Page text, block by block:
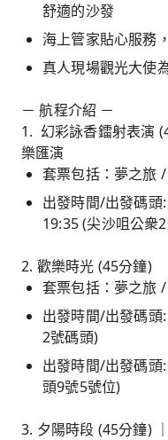
舒適的沙發
海上管家貼心服務
真人現場觀光大使
－ 航程介紹 －
1. 幻彩詠香鐳射表演
樂匯演
套票包括：夢之旅
出發時間/出發碼
19:35 (尖沙咀公衆2
2. 歡樂時光 (45分鐘)
套票包括：夢之旅
出發時間/出發碼
2號碼頭)
出發時間/出發碼
頭9號5號位)
3. 夕陽時段 (45分鐘)